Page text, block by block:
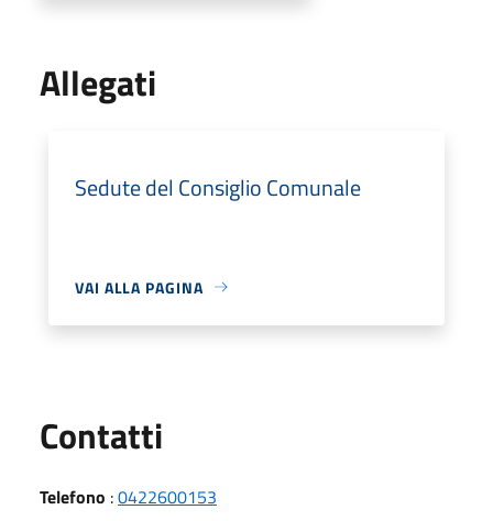
Allegati
Sedute del Consiglio Comunale
VAI ALLA PAGINA
Contatti
Telefono :0422600153